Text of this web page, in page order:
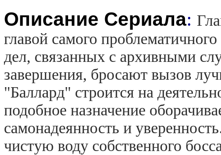
Описание Сериала:
главой самого
дел, связанных с архивными
завершения, бросают вызов
"Баллард" строится на
подобное назначение
самонадеянность и
чистую воду собственного